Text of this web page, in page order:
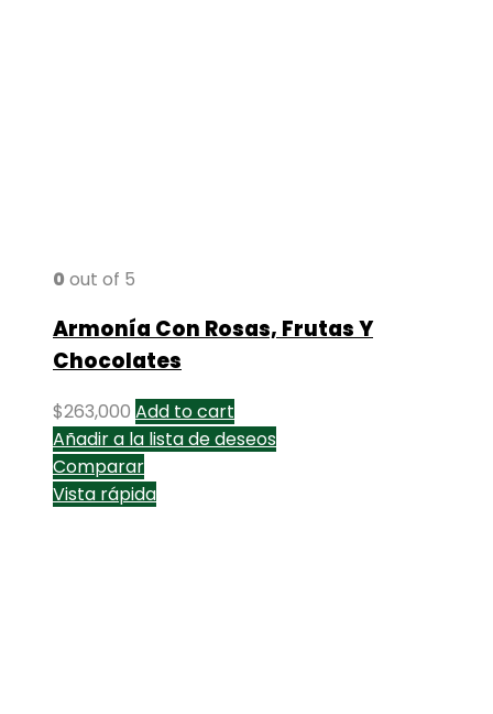
0 out of 5
Armonía Con Rosas, Frutas Y
Chocolates
$263,000 Add to cart
Añadir a la lista de deseos
Comparar
Vista rápida